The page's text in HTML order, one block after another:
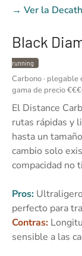
→ Ver la
Black
running
Carbono · plegable
gama de precio
El Distance
rutas rápidas y
hasta un
cambio solo
compacidad no
Pros:
perfecto para
Contras:
sensible a las